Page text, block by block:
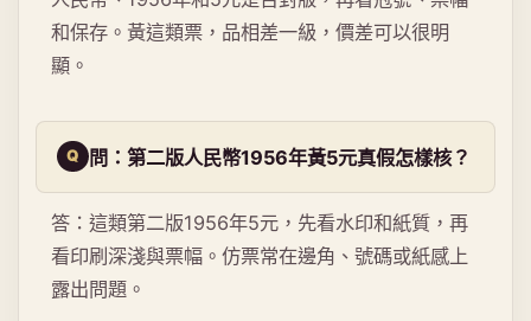
和保存。黃這類票，品相差一級，價差可以很明
顯。
問：第二版人民幣1956年黃5元真假怎樣核？
答：這類第二版1956年5元，先看水印和紙質，再
看印刷深淺與票幅。仿票常在邊角、號碼或紙感上
露出問題。